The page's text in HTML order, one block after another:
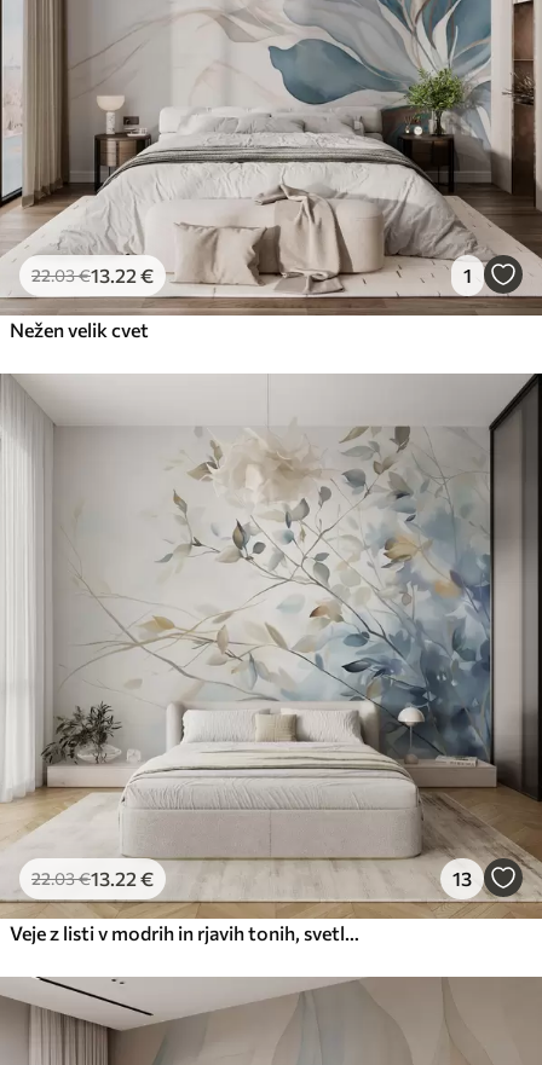
Premium vinil
.0039 .00
Peel and Stick
49.00€/m²
22.03€13 .22 € 1
Nežen velik cvet
22.03€13 .22 € 13